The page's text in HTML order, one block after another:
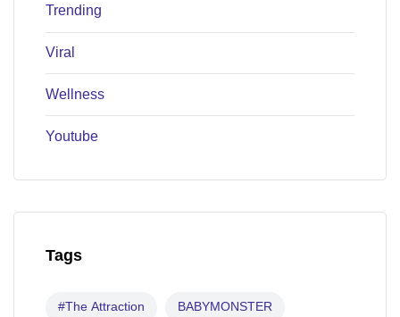
Trending
Viral
Wellness
Youtube
Tags
#The Attraction BABYMONSTER